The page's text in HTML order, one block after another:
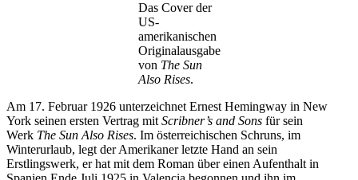
Das Cover der
US-
amerikanischen
Originalausgabe
von The Sun
Also Rises.
Am 17. Februar 1926 unterzeichnet Ernest Hemingway in New
York seinen ersten Vertrag mit Scribner’s and Sons für sein
Werk The Sun Also Rises. Im österreichischen Schruns, im
Winterurlaub, legt der Amerikaner letzte Hand an sein
Erstlingswerk, er hat mit dem Roman über einen Aufenthalt in